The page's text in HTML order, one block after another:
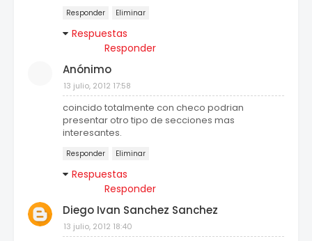
Responder Eliminar
Respuestas
Responder
Anónimo
13 julio, 2012 17:58
coincido totalmente con checo podrian
presentar otro tipo de secciones mas
interesantes.
Responder Eliminar
Respuestas
Responder
Diego Ivan Sanchez Sanchez
13 julio, 2012 18:40